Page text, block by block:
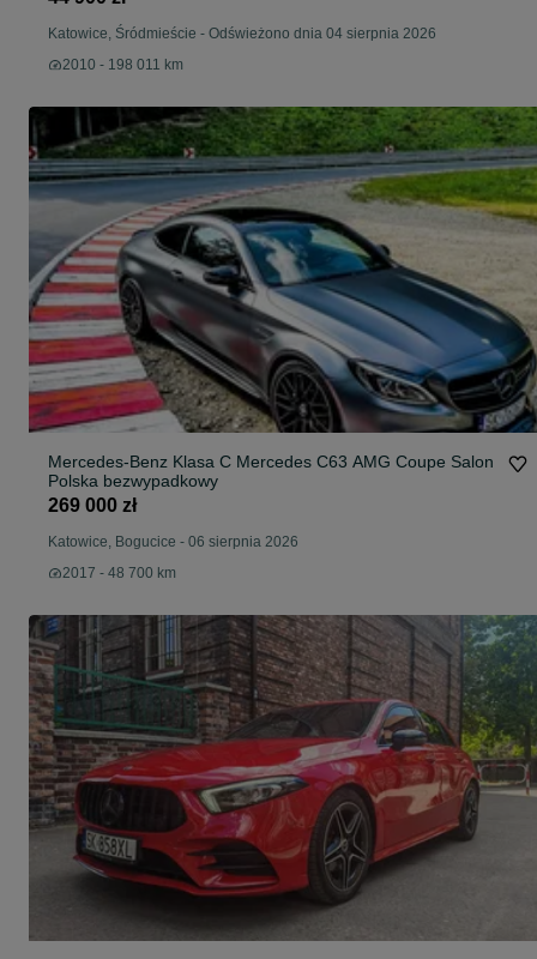
Katowice, Śródmieście - Odświeżono dnia 04 sierpnia 2026
2010 - 198 011 km
Mercedes-Benz Klasa C Mercedes C63 AMG Coupe Salon
Polska bezwypadkowy
269 000 zł
Katowice, Bogucice - 06 sierpnia 2026
2017 - 48 700 km